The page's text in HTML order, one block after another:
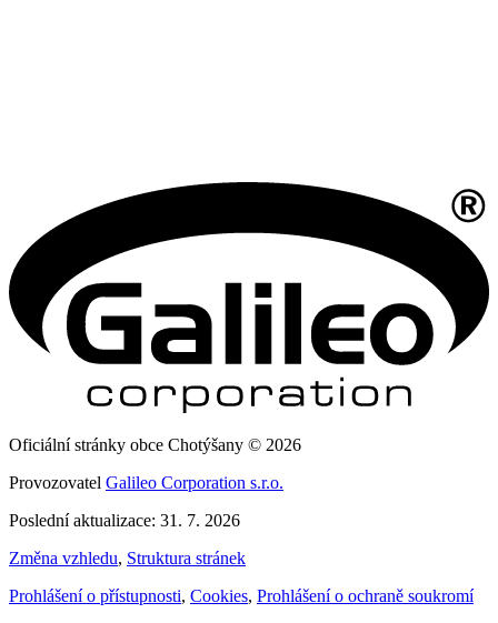
Oficiální stránky obce Chotýšany © 2026
Provozovatel Galileo Corporation s.r.o.
Poslední aktualizace: 31. 7. 2026
Změna vzhledu, Struktura stránek
Prohlášení o přístupnosti, Cookies, Prohlášení o ochraně soukromí